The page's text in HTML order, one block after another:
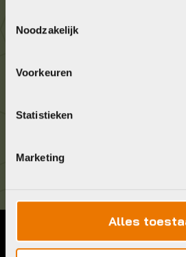
Noodzakelijk
Voorkeuren
Statistieken
Marketing
Alles
Kom langs!
1315 BP Almere
Contact